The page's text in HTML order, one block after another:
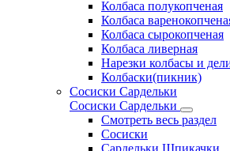
Колбаса полукопченая
Колбаса
Колбаса сырокопченая
Колбаса ливерная
Нарезки колбасы и
Колбаски(пикник)
Сосиски Сардельки
Сосиски Сардельки
Смотреть весь раздел
Сосиски
Сардельки Шпикачки